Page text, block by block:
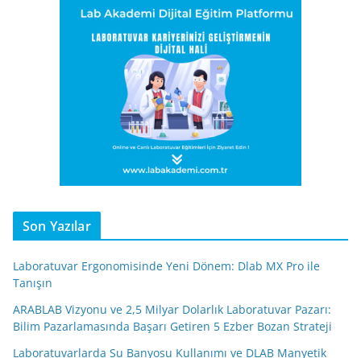
Son Yazılar
Laboratuvar Ergonomisinde Yeni Dönem: Dlab MX Pro ile
Tanışın
ARABLAB Vizyonu ve 2,5 Milyar Dolarlık Laboratuvar Pazarı:
Bilim Pazarlamasında Başarı Getiren 5 Ezber Bozan Strateji
Laboratuvarlarda Su Banyosu Kullanımı ve DLAB Manyetik